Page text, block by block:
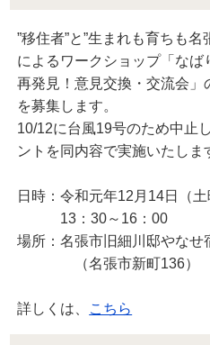
”移住者”と”生まれも育ちも名
によるワークショップ「なば
再発見！意見交換・交流会」
を募集します。
10/12に台風19号のため中止
ントを同内容で実施いたしま
日時：令和元年12月14日（土
13：30～16：00
場所：名張市旧細川邸やなせ
（名張市新町136）
詳しくは、 こちら